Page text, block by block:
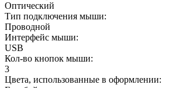
Оптический
Тип подключения мыши:
Проводной
Интерфейс мыши:
USB
Кол-во кнопок мыши:
3
Цвета, использованные в оформлении: